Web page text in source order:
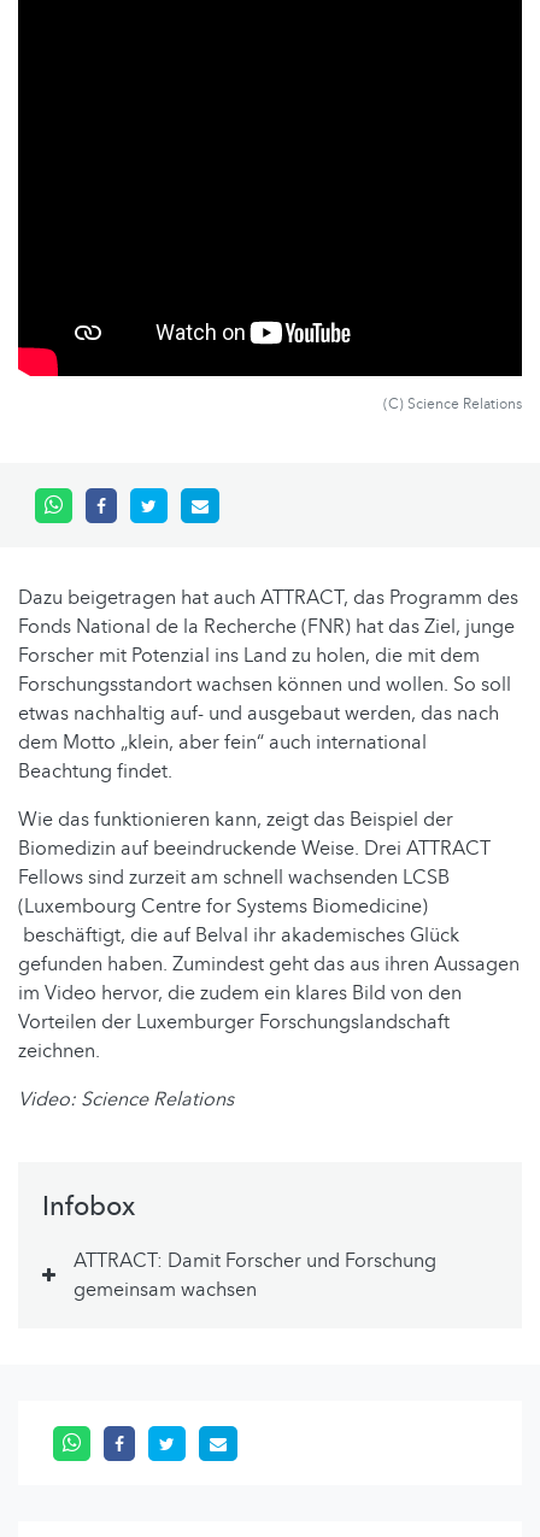
(C) Science Relations
Dazu beigetragen hat auch ATTRACT, das Programm des
Fonds National de la Recherche (FNR) hat das Ziel, junge
Forscher mit Potenzial ins Land zu holen, die mit dem
Forschungsstandort wachsen können und wollen. So soll
etwas nachhaltig auf- und ausgebaut werden, das nach
dem Motto „klein, aber fein“ auch international
Beachtung findet.
Wie das funktionieren kann, zeigt das Beispiel der
Biomedizin auf beeindruckende Weise. Drei ATTRACT
Fellows sind zurzeit am schnell wachsenden LCSB
(Luxembourg Centre for Systems Biomedicine)
beschäftigt, die auf Belval ihr akademisches Glück
gefunden haben. Zumindest geht das aus ihren Aussagen
im Video hervor, die zudem ein klares Bild von den
Vorteilen der Luxemburger Forschungslandschaft
zeichnen.
Video: Science Relations
Infobox
ATTRACT: Damit Forscher und Forschung
gemeinsam wachsen